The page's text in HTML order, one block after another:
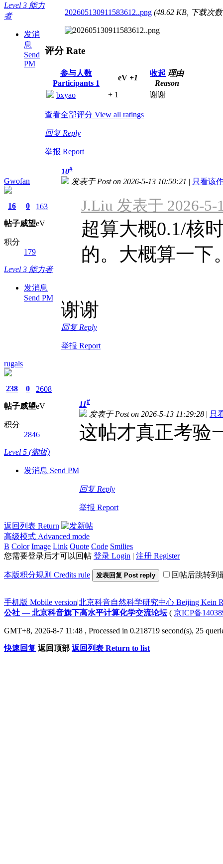
Level 3 能力
者
发消
息
Send
PM
202605130911583612..png (48.62 KB, 下载次数
评分 Rate
参与人数
Participants 1
eV +1
收起 理由
Reason
bxyao
+ 1 谢谢
查看全部评分 View all ratings
回复 Reply
举报 Report
Gwofan
16
帖子
0
威望
163
eV
积分
179
Level 3 能力者
发消息
Send PM
10#
发表于 Post on 2026-5-13 10:50:21 | 只看该
J.Liu 发表于 2026-5-
超算大概0.1/核
的。大概算一下
谢谢
回复 Reply
举报 Report
rugals
238
帖子
0
威望
2608
eV
积分
2846
Level 5 (御坂)
发消息 Send PM
11#
发表于 Post on 2026-5-13 11:29:28 | 只
这帖才真正考验
回复 Reply
举报 Report
返回列表 Return
高级模式 Advanced mode
B Color Image Link Quote Code Smilies
您需要登录后才可以回帖 登录 Login | 注册 Register
本版积分规则 Credits rule 发表回复 Post reply 回帖后跳转到
手机版 Mobile version|北京科音自然科学研究中心 Beijing Kein
公社 — 北京科音旗下高水平计算化学交流论坛( 京ICP备
GMT+8, 2026-8-7 11:48 , Processed in 0.218719 second(s), 25
快速回复 返回顶部 返回列表 Return to list